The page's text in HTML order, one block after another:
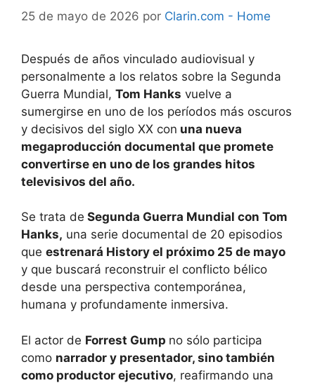
25 de mayo de 2026 por Clarin.com - Home
Después de años vinculado audiovisual y
personalmente a los relatos sobre la Segunda
Guerra Mundial, Tom Hanks vuelve a
sumergirse en uno de los períodos más oscuros
y decisivos del siglo XX con una nueva
megaproducción documental que promete
convertirse en uno de los grandes hitos
televisivos del año.
Se trata de Segunda Guerra Mundial con Tom
Hanks, una serie documental de 20 episodios
que estrenará History el próximo 25 de mayo
y que buscará reconstruir el conflicto bélico
desde una perspectiva contemporánea,
humana y profundamente inmersiva.
El actor de Forrest Gump no sólo participa
como narrador y presentador, sino también
como productor ejecutivo, reafirmando una